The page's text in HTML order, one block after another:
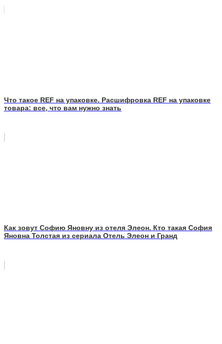
Что такое REF на упаковке. Расшифровка REF на упаковке
товара: все, что вам нужно знать
Как зовут Софию Яновну из отеля Элеон. Кто такая София
Яновна Толстая из сериала Отель Элеон и Гранд